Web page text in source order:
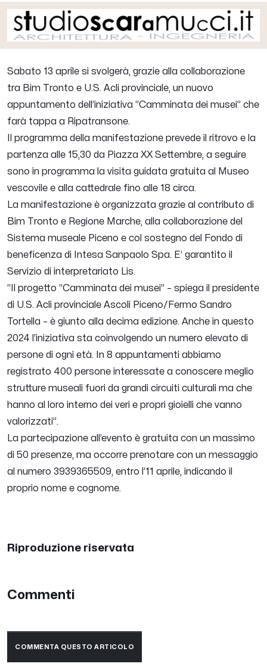
Sabato 13 aprile si svolgerà, grazie alla collaborazione
tra Bim Tronto e U.S. Acli provinciale, un nuovo
appuntamento dell’iniziativa “Camminata dei musei” che
farà tappa a Ripatransone.
Il programma della manifestazione prevede il ritrovo e la
partenza alle 15,30 da Piazza XX Settembre, a seguire
sono in programma la visita guidata gratuita al Museo
vescovile e alla cattedrale fino alle 18 circa.
La manifestazione è organizzata grazie al contributo di
Bim Tronto e Regione Marche, alla collaborazione del
Sistema museale Piceno e col sostegno del Fondo di
beneficenza di Intesa Sanpaolo Spa. E’ garantito il
Servizio di interpretariato Lis.
“Il progetto “Camminata dei musei” – spiega il presidente
di U.S. Acli provinciale Ascoli Piceno/Fermo Sandro
Tortella – è giunto alla decima edizione. Anche in questo
2024 l’iniziativa sta coinvolgendo un numero elevato di
persone di ogni età. In 8 appuntamenti abbiamo
registrato 400 persone interessate a conoscere meglio
strutture museali fuori da grandi circuiti culturali ma che
hanno al loro interno dei veri e propri gioielli che vanno
valorizzati”.
La partecipazione all’evento è gratuita con un massimo
di 50 presenze, ma occorre prenotare con un messaggio
al numero 3939365509, entro l’11 aprile, indicando il
proprio nome e cognome.
Riproduzione riservata
Commenti
COMMENTA QUESTO ARTICOLO